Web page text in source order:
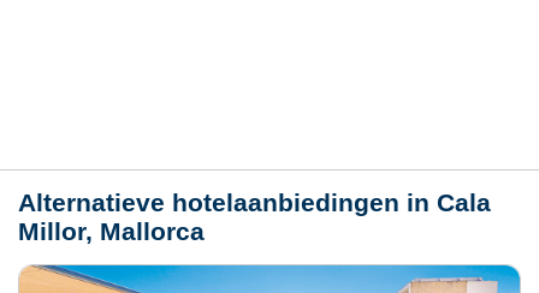
Alternatieve hotelaanbiedingen in Cala
Millor, Mallorca